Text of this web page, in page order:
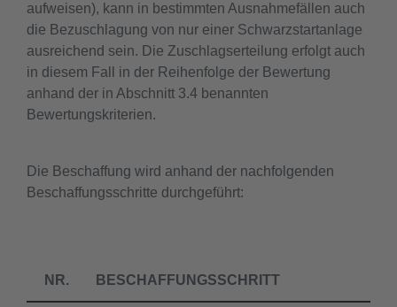
aufweisen), kann in bestimmten Ausnahmefällen auch
die Bezuschlagung von nur einer Schwarzstartanlage
ausreichend sein. Die Zuschlagserteilung erfolgt auch
in diesem Fall in der Reihenfolge der Bewertung
anhand der in Abschnitt 3.4 benannten
Bewertungskriterien.
Die Beschaffung wird anhand der nachfolgenden
Beschaffungsschritte durchgeführt:
NR. BESCHAFFUNGSSCHRITT